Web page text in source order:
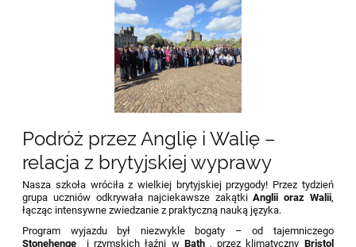
Podróż przez Anglię i Walię –
relacja z brytyjskiej wyprawy
Nasza szkoła wróciła z wielkiej brytyjskiej przygody! Przez tydzień
grupa uczniów odkrywała najciekawsze zakątkiAnglii oraz Walii,
łącząc intensywne zwiedzanie z praktyczną nauką języka.
Program wyjazdu był niezwykle bogaty – od tajemniczego
Stonehenge i rzymskich łaźni w Bath, przez klimatyczny Bristol